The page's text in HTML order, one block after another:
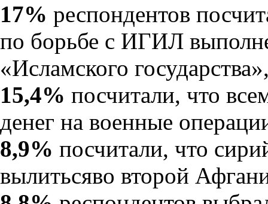
17% респондентов
по борьбе с ИГИЛ
«Исламского
15,4% посчитали, что
денег на военные
8,9% посчитали, что
вылитьсяво второй